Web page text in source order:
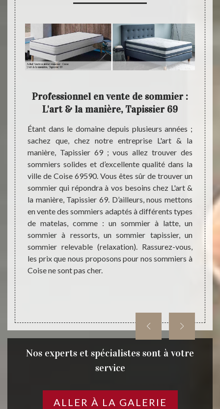
allez
qui
vie
ou
fait,
Professionnel en vente de sommier :
L'art & la manière, Tapissier 69
Étant dans le domaine depuis plusieurs années ;
sachez que, chez notre entreprise L'art & la
manière, Tapissier 69 ; vous allez trouver des
sommiers solides et d’excellente qualité dans la
ville de Coise 69590. Vous êtes sûr de trouver un
sommier qui répondra à vos besoins chez L'art &
la manière, Tapissier 69. D’ailleurs, nous mettons
en vente des sommiers adaptés à différents types
de matelas, comme : un sommier à latte, un
sommier à ressorts, un sommier tapissier, un
sommier relevable (relaxation). Rassurez-vous,
les prix que nous proposons pour nos sommiers à
Coise ne sont pas cher.
nous
de
: la
faire,
69
L'art
Nos experts et spécialistes sont à votre
service
ALLER À LA GALERIE